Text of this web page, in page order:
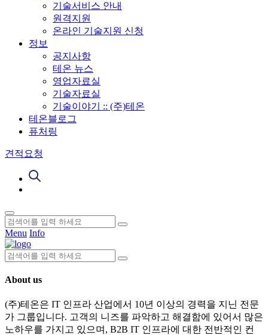
기술서비스 안내
원격지원
온라인 기술지원 신청
정보
공지사항
테온 뉴스
영업자료실
기술자료실
기술이야기 :: (주)테온
테온블로그
퓨처링
견적요청
Menu Info
About us
(주)테온은 IT 인프라 산업에서 10년 이상의 경력을 지닌 전문
가 그룹입니다. 고객의 니즈를 파악하고 해결함에 있어서 많은
노하우를 가지고 있으며, B2B IT 인프라에 대한 전반적인 컨